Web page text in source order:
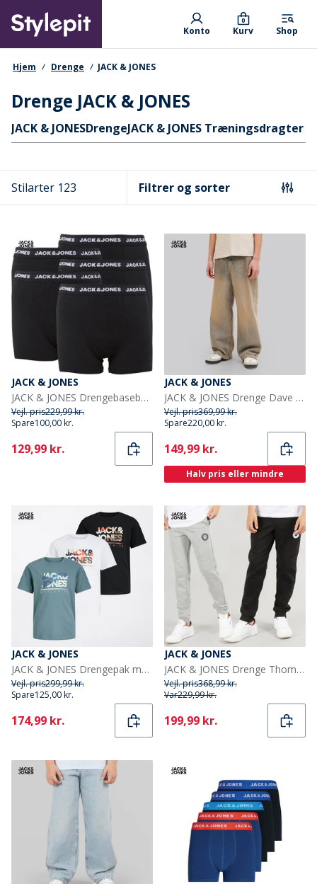
main
content
Primary departments
Konto Kurv
0
Shop
navigationssti
Hjem Drenge JACK & JONES
Drenge JACK & JONES
Hurtige links
JACK & JONESDrengeJACK & JONES Træningsdragter
Stilarter 123 Filtrer og sorter
JACK & JONES
JACK & JONES Drengebaseboksere 5-pak Sort
Vejl. pris229,99 kr.
Spare100,00 kr.
Current
129,99 kr.
JACK & JONES
JACK & JONES Drenge Dave Original St 263 Baggy Fit Jeans Blue Denim
Vejl. pris369,99 kr.
Spare220,00 kr.
Current
149,99 kr.
Halv pris eller mindre
JACK & JONES
JACK & JONES Drengepak med 3 Luke T-shirts Sort
Vejl. pris299,99 kr.
Spare125,00 kr.
Current
174,99 kr.
JACK & JONES
JACK & JONES Drenge Thomas Joggingbukser 2-pak Lys grå Melange/Sort
Vejl. pris368,99 kr.
Var229,99 kr.
Current
199,99 kr.